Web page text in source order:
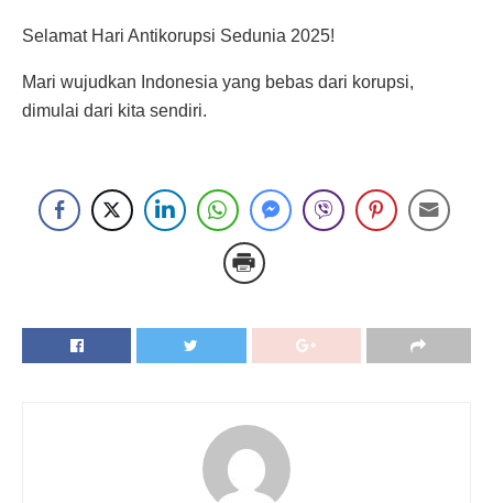
Selamat Hari Antikorupsi Sedunia 2025!
Mari wujudkan Indonesia yang bebas dari korupsi,
dimulai dari kita sendiri.